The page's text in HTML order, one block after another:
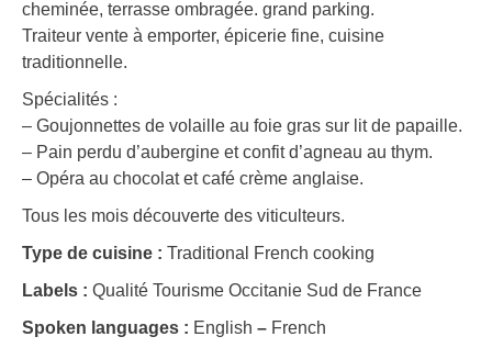
cheminée, terrasse ombragée. grand parking.
Traiteur vente à emporter, épicerie fine, cuisine
traditionnelle.
Spécialités :
– Goujonnettes de volaille au foie gras sur lit de papaille.
– Pain perdu d’aubergine et confit d’agneau au thym.
– Opéra au chocolat et café crème anglaise.
Tous les mois découverte des viticulteurs.
Type de cuisine : Traditional French cooking
Labels : Qualité Tourisme Occitanie Sud de France
Spoken languages : English – French